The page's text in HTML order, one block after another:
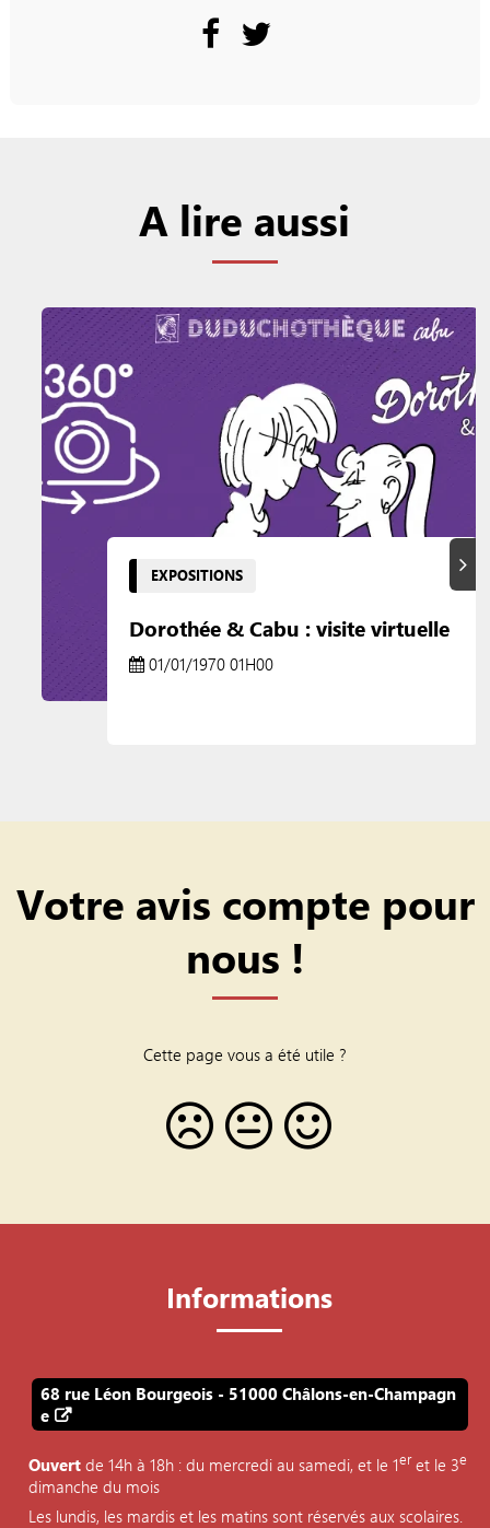
A lire aussi
EXPOSITIONS
Dorothée & Cabu : visite virtuelle
01/01/1970 01H00
Votre avis compte pour
nous !
Cette page vous a été utile ?
Informations
68 rue Léon Bourgeois - 51000 Châlons-en-Champagn
e
Ouvertde 14h à 18h : du mercredi au samedi, et le 1eret le 3e
dimanche du mois
Les lundis, les mardis et les matins sont réservés aux scolaires.